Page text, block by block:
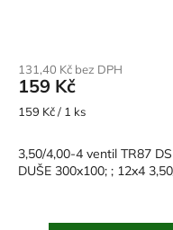
produktu
je
4,0
hvězdiček.
131,40 Kč bez DPH
159 Kč
Měrná
159 Kč / 1 ks
3,50/4,00-4 ventil TR87
DUŠE 300x100; ; 12x4